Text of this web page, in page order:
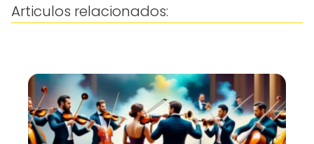
Articulos relacionados: